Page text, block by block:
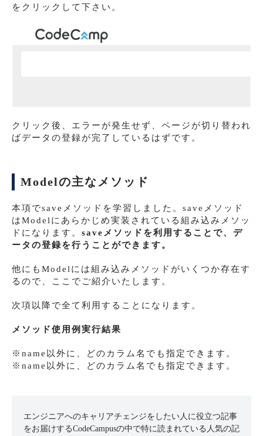
をクリックして下さい。
クリック後、エラーが発生せず、ページが切り替われ
ばデータの登録が完了しているはずです。
Modelの主なメソッド
本項でsaveメソッドを学習しました。saveメソッド
はModelにあらかじめ実装されている組み込みメソッ
ドになります。 saveメソッドを利用することで、デ
ータの登録を行うことができます。
他にもModelには組み込みメソッドがいくつか存在す
るので、ここでご紹介いたします。
次項以降で全て利用することになります。
メソッド使用例実行結果
※name以外に、どのカラム名でも指定できます。
※name以外に、どのカラム名でも指定できます。
エンジニアへのキャリアチェンジをしたい人に役立つ記事
をお届けするCodeCampusの中で特に読まれている人気の記